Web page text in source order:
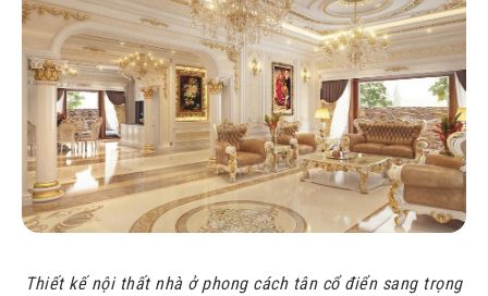
Thiết kế nội thất nhà ở phong cách tân cổ điển sang trọng